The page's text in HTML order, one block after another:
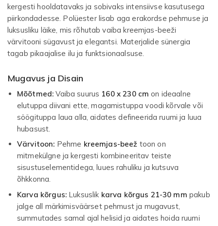
kergesti hooldatavaks ja sobivaks intensiivse kasutusega
piirkondadesse. Polüester lisab aga erakordse pehmuse ja
luksusliku läike, mis rõhutab vaiba kreemjas-beeži
värvitooni sügavust ja elegantsi. Materjalide sünergia
tagab pikaajalise ilu ja funktsionaalsuse.
Mugavus ja Disain
Mõõtmed: Vaiba suurus 160 x 230 cm on ideaalne
elutuppa diivani ette, magamistuppa voodi kõrvale või
söögituppa laua alla, aidates defineerida ruumi ja luua
hubasust.
Värvitoon: Pehme kreemjas-beež toon on
mitmekülgne ja kergesti kombineeritav teiste
sisustuselementidega, luues rahuliku ja kutsuva
õhkkonna.
Karva kõrgus:Luksuslik karva kõrgus 21-30 mm pakub
jalge all märkimisväärset pehmust ja mugavust,
summutades samal ajal helisid ja aidates hoida ruumi